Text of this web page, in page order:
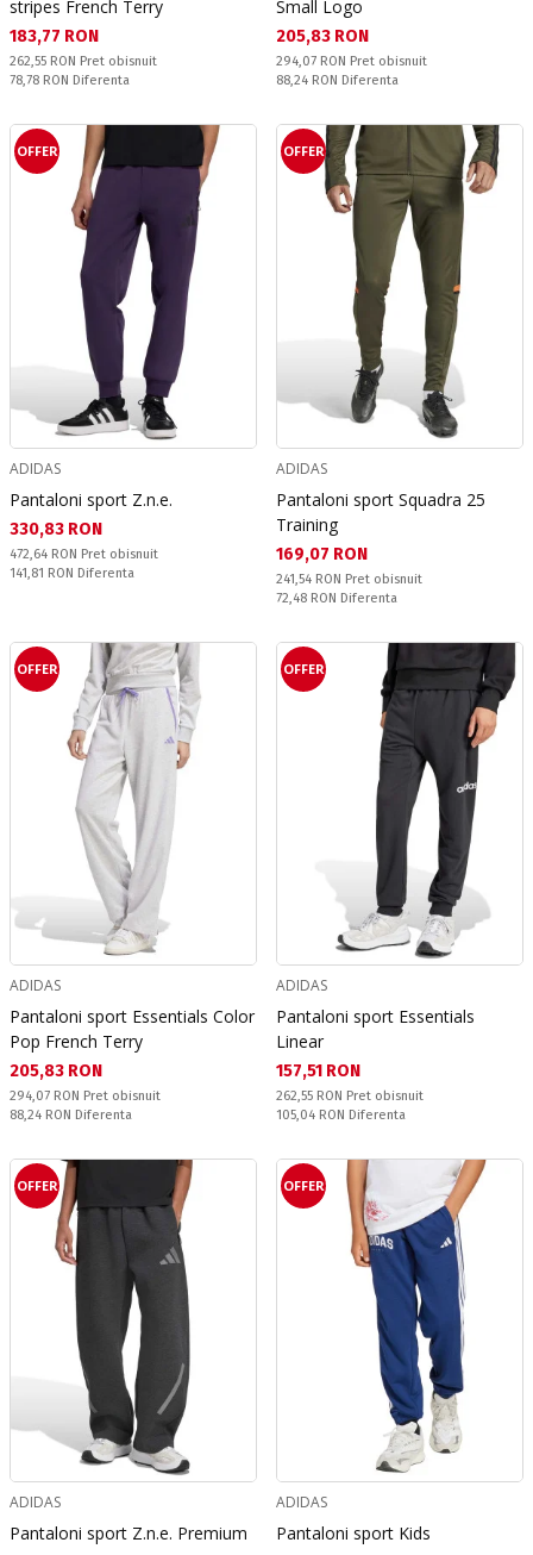
stripes French Terry
Текуща цена:
183,77 RON
Pret obisnuit:
262,55 RON Pret obisnuit
Спестявате:
78,78 RON Diferenta
Small Logo
Текуща цена:
205,83 RON
Pret obisnuit:
294,07 RON Pret obisnuit
Спестявате:
88,24 RON Diferenta
OFFER
ADIDAS
Pantaloni sport Z.n.e.
Текуща цена:
330,83 RON
Pret obisnuit:
472,64 RON Pret obisnuit
Спестявате:
141,81 RON Diferenta
OFFER
ADIDAS
Pantaloni sport Squadra 25
Training
Текуща цена:
169,07 RON
Pret obisnuit:
241,54 RON Pret obisnuit
Спестявате:
72,48 RON Diferenta
OFFER
ADIDAS
Pantaloni sport Essentials Color
Pop French Terry
Текуща цена:
205,83 RON
Pret obisnuit:
294,07 RON Pret obisnuit
Спестявате:
88,24 RON Diferenta
OFFER
ADIDAS
Pantaloni sport Essentials
Linear
Текуща цена:
157,51 RON
Pret obisnuit:
262,55 RON Pret obisnuit
Спестявате:
105,04 RON Diferenta
OFFER
ADIDAS
Pantaloni sport Z.n.e. Premium
OFFER
ADIDAS
Pantaloni sport Kids